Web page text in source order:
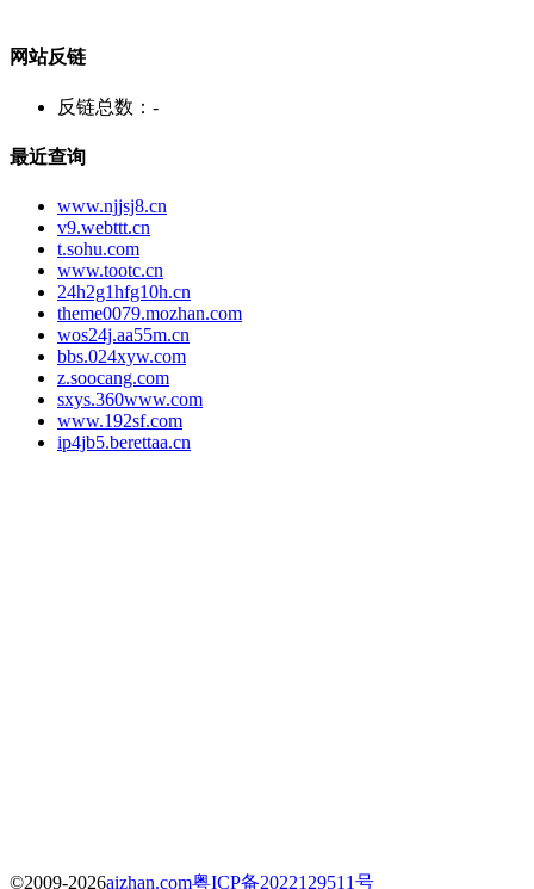
网站反链
反链总数： -
最近查询
www.njjsj8.cn
v9.webttt.cn
t.sohu.com
www.tootc.cn
24h2g1hfg10h.cn
theme0079.mozhan.com
wos24j.aa55m.cn
bbs.024xyw.com
z.soocang.com
sxys.360www.com
www.192sf.com
ip4jb5.berettaa.cn
©2009-2026aizhan.com粤ICP备2022129511号